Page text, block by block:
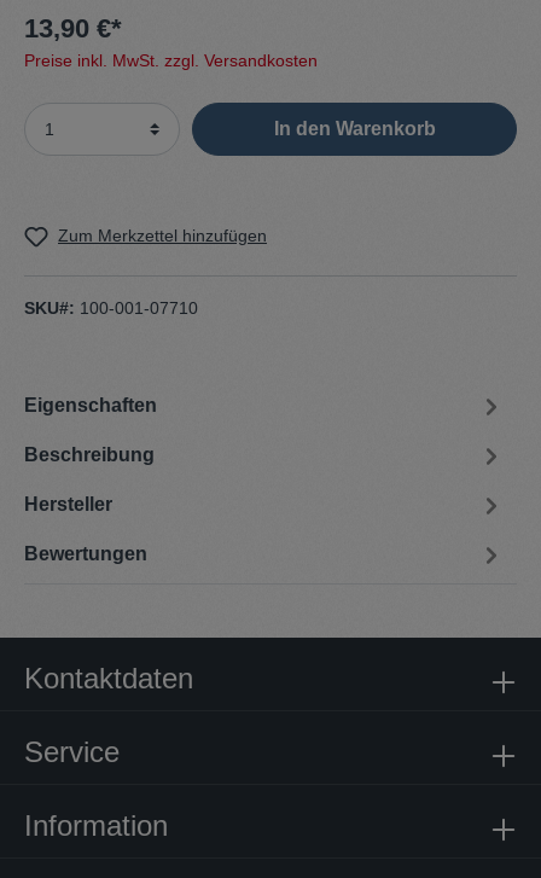
13,90 €*
Preise inkl. MwSt. zzgl. Versandkosten
In den Warenkorb
Zum Merkzettel hinzufügen
SKU#: 100-001-07710
Eigenschaften
Beschreibung
Hersteller
Bewertungen
Kontaktdaten
Service
Information